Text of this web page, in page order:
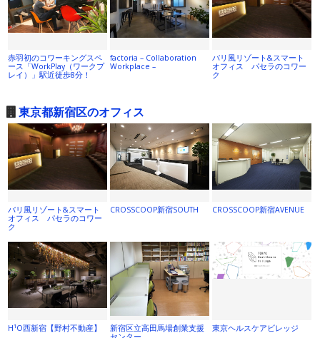
赤羽初のコワーキングスペ
ース「WorkPlay（ワークプ
レイ）」駅近徒歩8分！
factoria – Collaboration
Workplace –
バリ風リゾート&スマート
オフィス パセラのコワー
ク
東京都新宿区のオフィス
バリ風リゾート&スマート
オフィス パセラのコワー
ク
CROSSCOOP新宿SOUTH CROSSCOOP新宿AVENUE
H¹O西新宿【野村不動産】
新宿区立高田馬場創業支援
東京ヘルスケアビレッジ